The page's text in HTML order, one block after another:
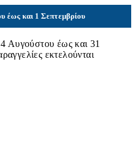
έως και 1 Σεπτεμβρίου
Αυγούστου έως και 31
εκτελούνται